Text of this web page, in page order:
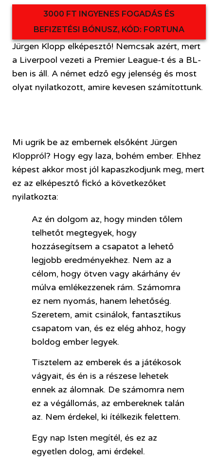
3000 FT INGYENES FOGADÁS ÉS
BEFIZETÉSI BÓNUSZ, KÓD: FORTUNA
Jürgen Klopp elképesztő! Nemcsak azért, mert
a Liverpool vezeti a Premier League-t és a BL-
ben is áll. A német edző egy jelenség és most
olyat nyilatkozott, amire kevesen számítottunk.
Mi ugrik be az embernek elsőként Jürgen
Kloppról? Hogy egy laza, bohém ember. Ehhez
képest akkor most jól kapaszkodjunk meg, mert
ez az elképesztő fickó a következőket
nyilatkozta:
Az én dolgom az, hogy minden tőlem
telhetőt megtegyek, hogy
hozzásegítsem a csapatot a lehető
legjobb eredményekhez. Nem az a
célom, hogy ötven vagy akárhány év
múlva emlékezzenek rám. Számomra
ez nem nyomás, hanem lehetőség.
Szeretem, amit csinálok, fantasztikus
csapatom van, és ez elég ahhoz, hogy
boldog ember legyek.
Tisztelem az emberek és a játékosok
vágyait, és én is a részese lehetek
ennek az álomnak. De számomra nem
ez a végállomás, az embereknek talán
az. Nem érdekel, ki ítélkezik felettem.
Egy nap Isten megítél, és ez az
egyetlen dolog, ami érdekel.